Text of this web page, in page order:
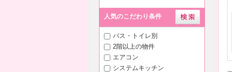
人気のこだわり条件
バス・トイレ別
2階以上の物件
エアコン
システムキッチン